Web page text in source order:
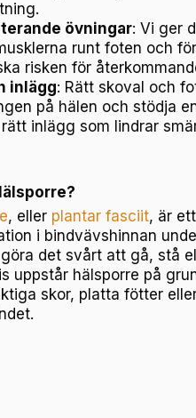
övningar: Vi ger
runt foten och
risken för
inlägg: Rätt skoval och
på hälen och stödja
inlägg som lindrar
, eller plantar fasciit, är
i bindvävshinnan
det svårt att gå, stå
uppstår hälsporre på
skor, platta fötter